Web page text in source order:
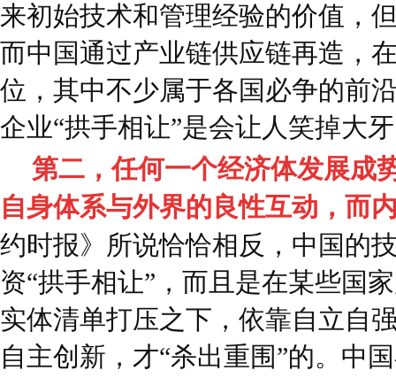
来初始技术和管理经验的价值，
而中国通过产业链供应链再造，
位，其中不少属于各国必争的前
企业“拱手相让”是会让人笑掉大
第二，任何一个经济体发展成
自身体系与外界的良性互动，而
约时报》所说恰恰相反，中国的
资“拱手相让”，而且是在某些国
实体清单打压之下，依靠自立自
自主创新，才“杀出重围”的。中